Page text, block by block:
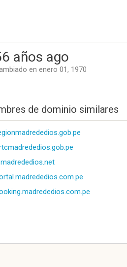
años ago
en enero 01, 1970
de dominio similares